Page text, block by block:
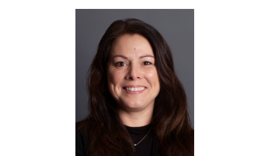
Raadgevers
Actueel
Contact